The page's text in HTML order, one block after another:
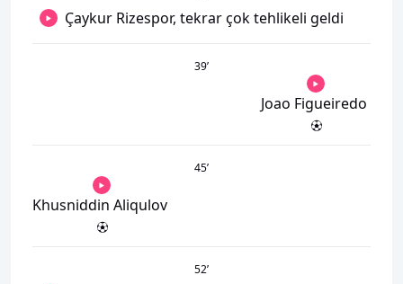
Çaykur Rizespor, tekrar çok tehlikeli geldi
39’
Joao Figueiredo
45’
Khusniddin Aliqulov
52’